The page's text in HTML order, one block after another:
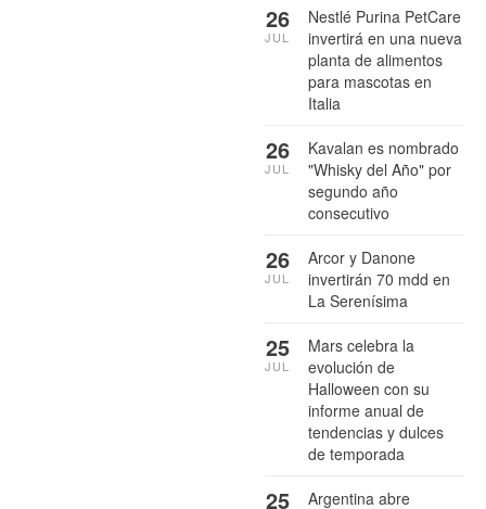
Nestlé Purina PetCare
invertirá en una nueva
planta de alimentos
para mascotas en
Italia
26
JUL
Kavalan es nombrado
"Whisky del Año" por
segundo año
consecutivo
26
JUL
Arcor y Danone
invertirán 70 mdd en
La Serenísima
26
JUL
Mars celebra la
evolución de
Halloween con su
informe anual de
tendencias y dulces
de temporada
25
JUL
Argentina abre
25